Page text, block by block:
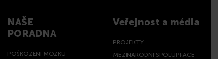
NAŠE
PORADNA
POŠKOZENÍ MOZKU
Veřejnost a média
PROJEKTY
MEZINÁRODNÍ SPOLUPRÁCE